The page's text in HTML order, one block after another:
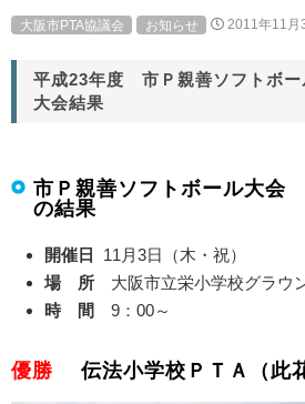
大阪市PTA協議会 お知らせ 2011年11月
平成23年度 市Ｐ親善ソフトボ
大会結果
市Ｐ親善ソフトボール大会
の結果
開催日
11月3日（木・祝）
場 所 大阪市立栄小学校グラウ
時 間
9：00～
優勝 伝法小学校ＰＴＡ （此